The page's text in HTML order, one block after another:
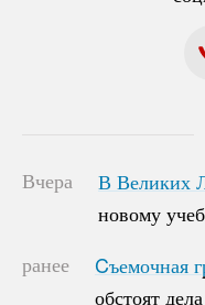
Вчера
В Великих
новому
В Великих
новому
ранее
Cъемочная
обстоят
Cъемочная
обстоят